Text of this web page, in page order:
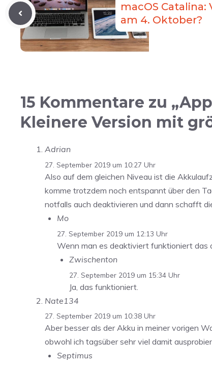
macOS
am 4. Oktober?
15 Kommentare zu
Kleinere Version mit
Adrian
27. September 2019 um 10:27 Uhr
Also auf dem gleichen Niveau ist die
komme trotzdem noch entspannt über den
notfalls auch deaktivieren und dann schafft
Mo
27. September 2019 um 12:13 Uhr
Wenn man es deaktiviert funktioniert das
Zwischenton
27. September 2019 um 15:34 Uhr
Ja, das funktioniert.
Nate134
27. September 2019 um 10:38 Uhr
Aber besser als der Akku in meiner vorigen
obwohl ich tagsüber sehr viel damit
Septimus